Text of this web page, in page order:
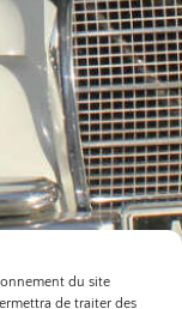
du site
de traiter des